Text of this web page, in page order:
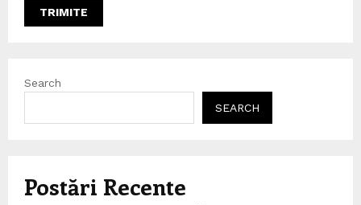
Search
SEARCH
Postări Recente